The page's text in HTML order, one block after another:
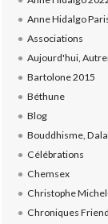
Anne Hidalgo
Associations
Aujourd'hui,
Bartolone 2015
Béthune
Blog
Bouddhisme,
Célébrations
Chemsex
Christophe
Chroniques